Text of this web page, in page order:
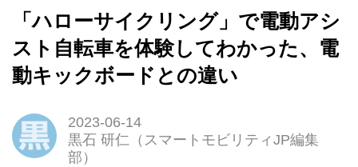
HOME
「ハローサイクリング」で電動アシ
スト自転車を体験してわかった、電
動キックボードとの違い
2023-06-14
黒石 研仁（スマートモビリティJP編集
部）